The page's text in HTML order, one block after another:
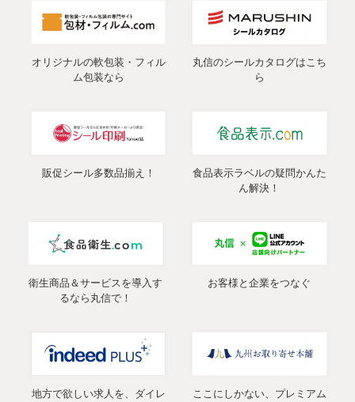
オリジナルの軟包装・フィル
ム包装なら
丸信のシールカタログはこち
ら
販促シール多数品揃え！
食品表示ラベルの疑問かんた
ん解決！
衛生商品＆サービスを導入す
るなら丸信で！
お客様と企業をつなぐ
地方で欲しい求人を、ダイレ
ここにしかない、プレミアム